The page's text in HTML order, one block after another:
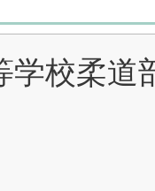
学校柔道